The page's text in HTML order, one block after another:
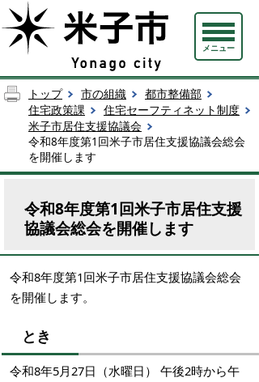
メニュー
トップ 市の組織
都市整備部
住宅政策課
住宅セーフティネット制度
米子市居住支援協議会
令和8年度第1回米子市居住支援協議会総会
を開催します
令和8年度第1回米子市居住支援
協議会総会を開催します
令和8年度第1回米子市居住支援協議会総会
を開催します。
とき
令和8年5月27日（水曜日） 午後2時から午